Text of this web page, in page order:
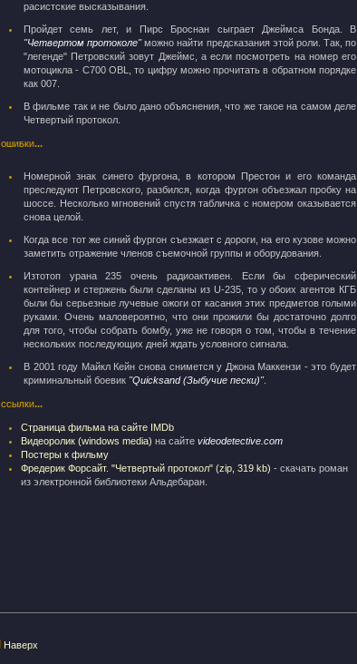
расистские высказывания.
Пройдет семь лет, и Пирс Броснан сыграет Джеймса Бонда. В
"Четвертом протоколе"можно найти предсказания этой роли. Так, по
"легенде" Петровский зовут Джеймс, а если посмотреть на номер его
мотоцикла - C700 OBL, то цифру можно прочитать в обратном порядке
как 007.
В фильме так и не было дано объяснения, что же такое на самом деле
Четвертый протокол.
ошибки...
Номерной знак синего фургона, в котором Престон и его команда
преследуют Петровского, разбился, когда фургон объезжал пробку на
шоссе. Несколько мгновений спустя табличка с номером оказывается
снова целой.
Когда все тот же синий фургон съезжает с дороги, на его кузове можно
заметить отражение членов съемочной группы и оборудования.
Изтотоп урана 235 очень радиоактивен. Если бы сферический
контейнер и стержень были сделаны из U-235, то у обоих агентов КГБ
были бы серьезные лучевые ожоги от касания этих предметов голыми
руками. Очень маловероятно, что они прожили бы достаточно долго
для того, чтобы собрать бомбу, уже не говоря о том, чтобы в течение
нескольких последующих дней ждать условного сигнала.
В 2001 году Майкл Кейн снова снимется у Джона Маккензи - это будет
криминальный боевик "Quicksand (Зыбучие пески)".
ссылки...
Страница фильма на сайте IMDb
Видеоролик (windows media) на сайте videodetective.com
Постеры к фильму
Фредерик Форсайт. "Четвертый протокол" (zip, 319 kb) - скачать роман
из электронной библиотеки Альдебаран.
Наверх